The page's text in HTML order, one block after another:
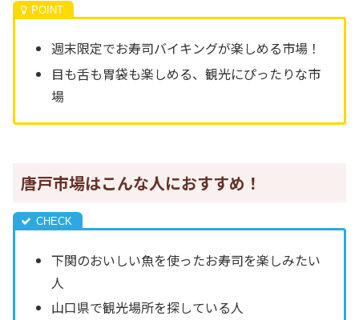
週末限定でお寿司バイキングが楽しめる市場！
目も舌も胃袋も楽しめる、観光にぴったりな市
場
唐戸市場はこんな人におすすめ！
下関のおいしい魚を使ったお寿司を楽しみたい
人
山口県で観光場所を探している人